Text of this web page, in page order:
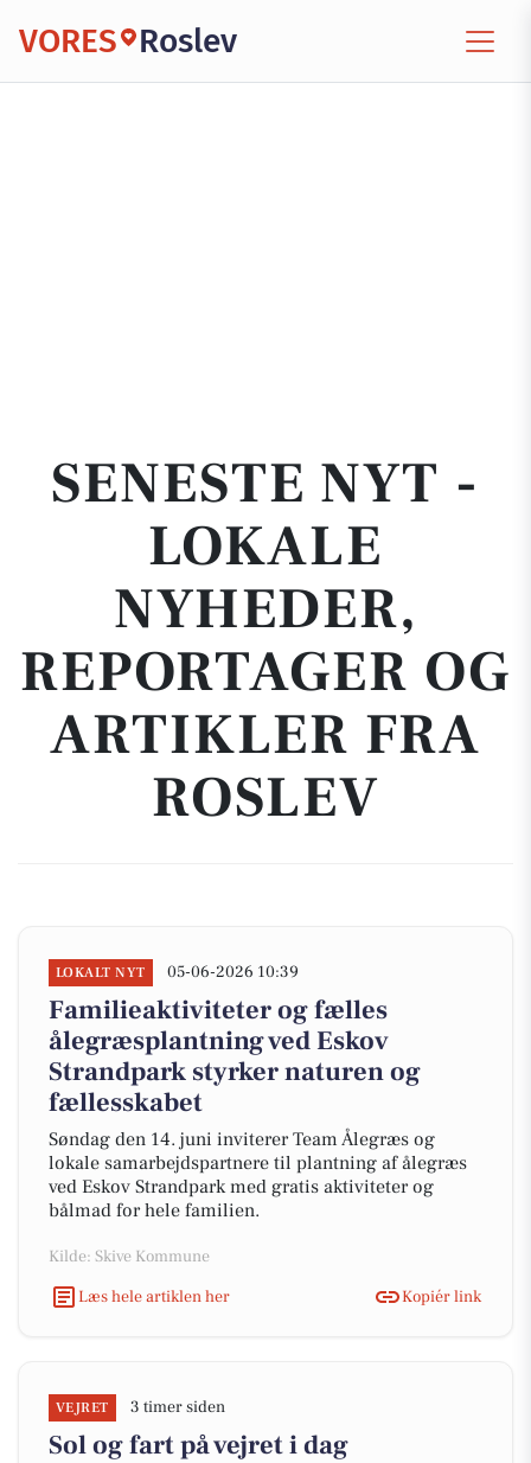
VORES Roslev
SENESTE NYT -
LOKALE
NYHEDER,
REPORTAGER OG
ARTIKLER FRA
ROSLEV
LOKALT NYT 05-06-2026 10:39
Familieaktiviteter og fælles
ålegræsplantning ved Eskov
Strandpark styrker naturen og
fællesskabet
Søndag den 14. juni inviterer Team Ålegræs og
lokale samarbejdspartnere til plantning af ålegræs
ved Eskov Strandpark med gratis aktiviteter og
bålmad for hele familien.
Kilde: Skive Kommune
Læs hele artiklen her
Kopiér link
VEJRET 3 timer siden
Sol og fart på vejret i dag